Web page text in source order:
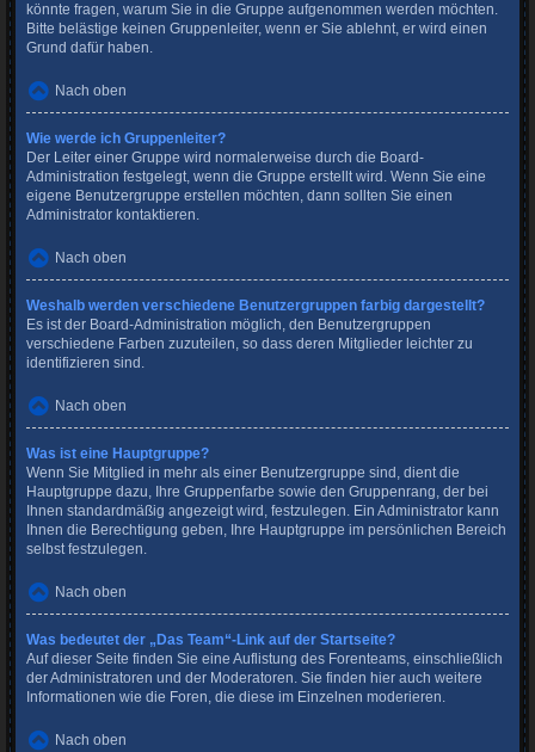
könnte fragen, warum Sie in die Gruppe aufgenommen werden möchten.
Bitte belästige keinen Gruppenleiter, wenn er Sie ablehnt, er wird einen
Grund dafür haben.
Nach oben
Wie werde ich Gruppenleiter?
Der Leiter einer Gruppe wird normalerweise durch die Board-
Administration festgelegt, wenn die Gruppe erstellt wird. Wenn Sie eine
eigene Benutzergruppe erstellen möchten, dann sollten Sie einen
Administrator kontaktieren.
Nach oben
Weshalb werden verschiedene Benutzergruppen farbig dargestellt?
Es ist der Board-Administration möglich, den Benutzergruppen
verschiedene Farben zuzuteilen, so dass deren Mitglieder leichter zu
identifizieren sind.
Nach oben
Was ist eine Hauptgruppe?
Wenn Sie Mitglied in mehr als einer Benutzergruppe sind, dient die
Hauptgruppe dazu, Ihre Gruppenfarbe sowie den Gruppenrang, der bei
Ihnen standardmäßig angezeigt wird, festzulegen. Ein Administrator kann
Ihnen die Berechtigung geben, Ihre Hauptgruppe im persönlichen Bereich
selbst festzulegen.
Nach oben
Was bedeutet der „Das Team“-Link auf der Startseite?
Auf dieser Seite finden Sie eine Auflistung des Forenteams, einschließlich
der Administratoren und der Moderatoren. Sie finden hier auch weitere
Informationen wie die Foren, die diese im Einzelnen moderieren.
Nach oben